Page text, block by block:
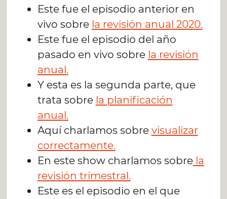
Este fue el episodio anterior en
vivo sobre la revisión anual 2020.
Este fue el episodio del año
pasado en vivo sobre la revisión
anual.
Y esta es la segunda parte, que
trata sobre la planificación
anual.
Aquí charlamos sobre visualizar
correctamente.
En este show charlamos sobrela
revisión trimestral.
Este es el episodio en el que